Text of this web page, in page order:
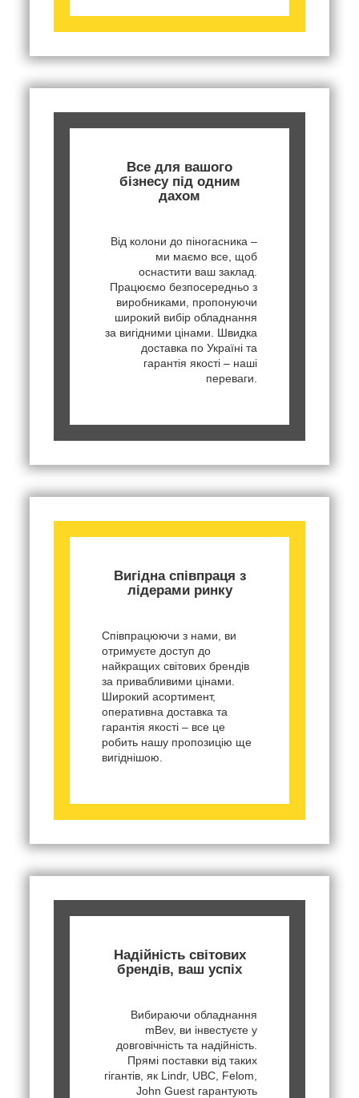
Все для вашого
бізнесу під одним
дахом
Від колони до піногасника –
ми маємо все, щоб
оснастити ваш заклад.
Працюємо безпосередньо з
виробниками, пропонуючи
широкий вибір обладнання
за вигідними цінами. Швидка
доставка по Україні та
гарантія якості – наші
переваги.
Вигідна співпраця з
лідерами ринку
Співпрацюючи з нами, ви
отримуєте доступ до
найкращих світових брендів
за привабливими цінами.
Широкий асортимент,
оперативна доставка та
гарантія якості – все це
робить нашу пропозицію ще
вигіднішою.
Надійність світових
брендів, ваш успіх
Вибираючи обладнання
mBev, ви інвестуєте у
довговічність та надійність.
Прямі поставки від таких
гігантів, як Lindr, UBC, Felom,
John Guest гарантують